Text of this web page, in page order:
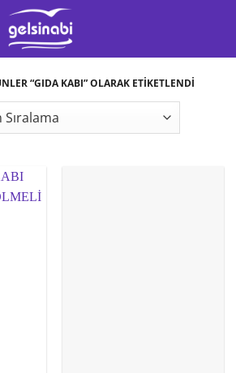
“GIDA KABI” OLARAK ETIKETLENDI